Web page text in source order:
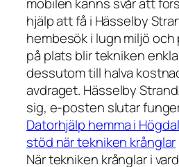
mobilen känns svår att
hjälp att få i Hässelby
hembesök i lugn miljö
på plats blir tekniken
dessutom till halva
avdraget. Hässelby
sig, e-posten slutar
Datorhjälp hemma i
stöd när tekniken krånglar
När tekniken krånglar i